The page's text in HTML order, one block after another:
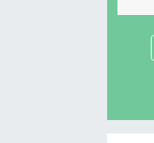
SPONSORLU